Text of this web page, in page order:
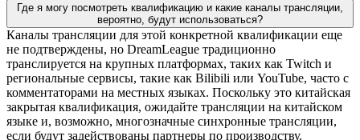
Где я могу посмотреть квалификацию и какие каналы трансляции,
вероятно, будут использоваться?
Каналы трансляции для этой конкретной квалификации еще
не подтверждены, но DreamLeague традиционно
транслируется на крупных платформах, таких как Twitch и
региональные сервисы, такие как Bilibili или YouTube, часто с
комментаторами на местных языках. Поскольку это китайская
закрытая квалификация, ожидайте трансляции на китайском
языке и, возможно, многозначные синхронные трансляции,
если будут задействованы партнеры по производству.